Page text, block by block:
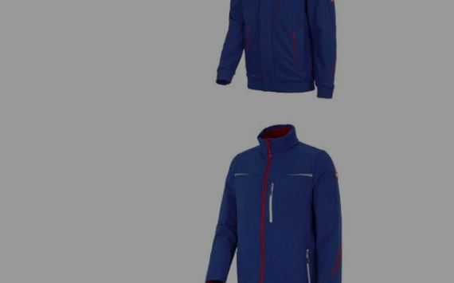
Winter Softshelljacke e.s.motion
2020, Herren
Softshelljacke e.s.motion 2020